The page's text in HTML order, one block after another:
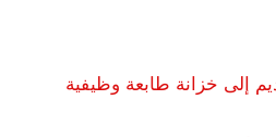
إلى خزانة طابعة وظيفية